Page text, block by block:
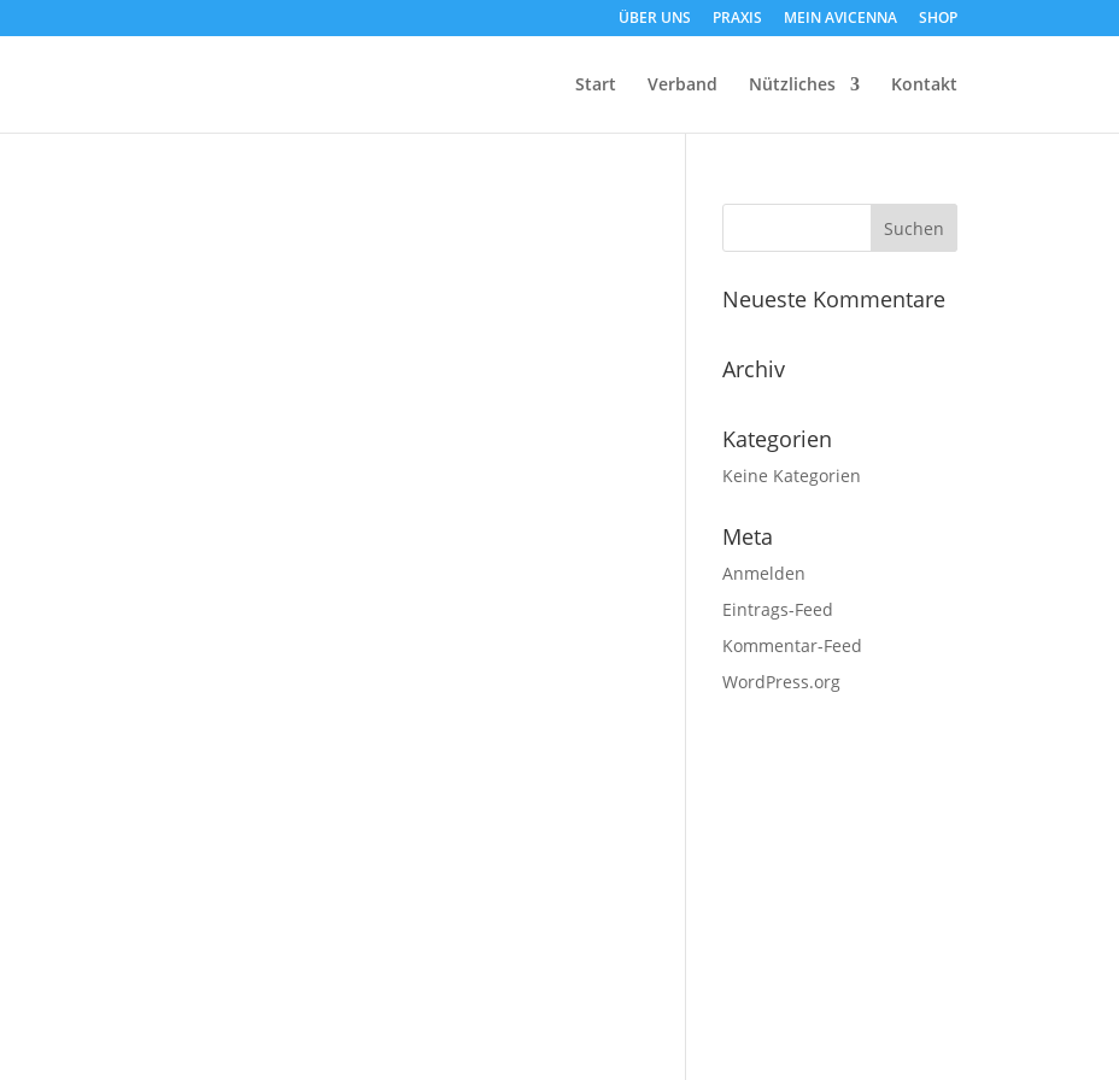
ÜBER UNS PRAXIS MEIN AVICENNA SHOP
Start Verband Nützliches Kontakt
Neueste Kommentare
Archiv
Kategorien
Keine Kategorien
Meta
Anmelden
Eintrags-Feed
Kommentar-Feed
WordPress.org